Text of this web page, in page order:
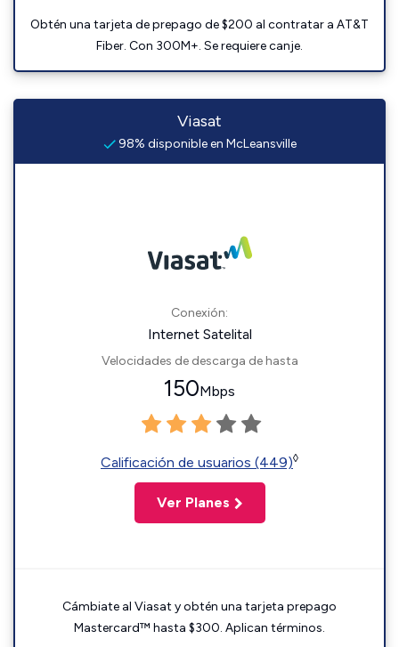
Obtén una tarjeta de prepago de $200 al contratar a AT&T
Fiber. Con 300M+. Se requiere canje.
Viasat
98% disponible en McLeansville
Conexión:
Internet Satelital
Velocidades de descarga de hasta
150Mbps
Calificación de usuarios (449)◊
Ver Planes
Cámbiate al Viasat y obtén una tarjeta prepago
Mastercard™ hasta $300. Aplican términos.